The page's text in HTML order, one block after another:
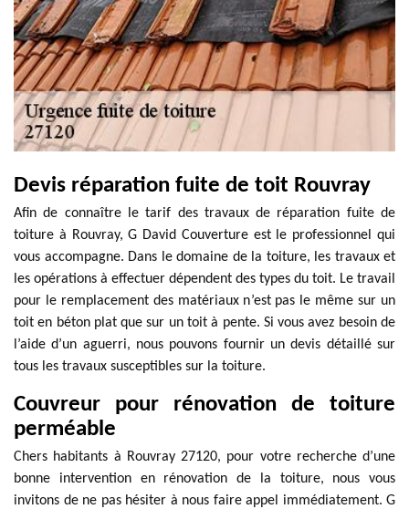
Devis réparation fuite de toit Rouvray
Afin de connaître le tarif des travaux de réparation fuite de
toiture à Rouvray, G David Couverture est le professionnel qui
vous accompagne. Dans le domaine de la toiture, les travaux et
les opérations à effectuer dépendent des types du toit. Le travail
pour le remplacement des matériaux n’est pas le même sur un
toit en béton plat que sur un toit à pente. Si vous avez besoin de
l’aide d’un aguerri, nous pouvons fournir un devis détaillé sur
tous les travaux susceptibles sur la toiture.
Couvreur pour rénovation de toiture
perméable
Chers habitants à Rouvray 27120, pour votre recherche d’une
bonne intervention en rénovation de la toiture, nous vous
invitons de ne pas hésiter à nous faire appel immédiatement. G